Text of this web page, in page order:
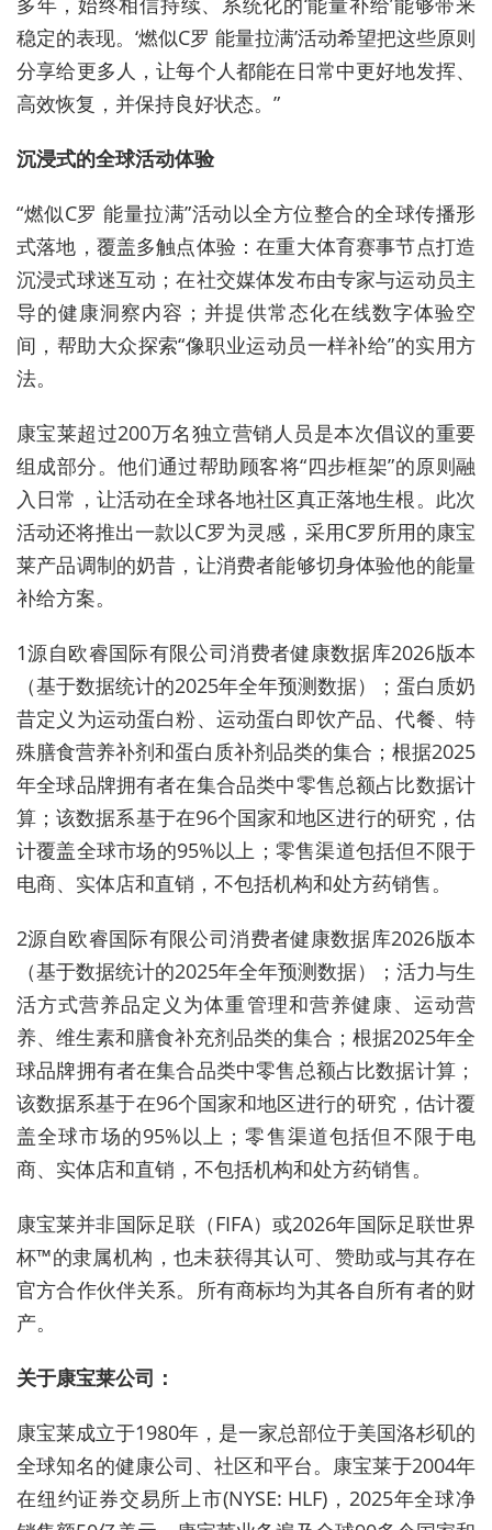
稳定的表现。‘燃似C罗 能量拉满’活动希望把这些原则
分享给更多人，让每个人都能在日常中更好地发挥、
高效恢复，并保持良好状态。”
沉浸式的全球活动体验
“燃似C罗 能量拉满”活动以全方位整合的全球传播形
式落地，覆盖多触点体验：在重大体育赛事节点打造
沉浸式球迷互动；在社交媒体发布由专家与运动员主
导的健康洞察内容；并提供常态化在线数字体验空
间，帮助大众探索“像职业运动员一样补给”的实用方
法。
康宝莱超过200万名独立营销人员是本次倡议的重要
组成部分。他们通过帮助顾客将“四步框架”的原则融
入日常，让活动在全球各地社区真正落地生根。此次
活动还将推出一款以C罗为灵感，采用C罗所用的康宝
莱产品调制的奶昔，让消费者能够切身体验他的能量
补给方案。
1源自欧睿国际有限公司消费者健康数据库2026版本
（基于数据统计的2025年全年预测数据）；蛋白质奶
昔定义为运动蛋白粉、运动蛋白即饮产品、代餐、特
殊膳食营养补剂和蛋白质补剂品类的集合；根据2025
年全球品牌拥有者在集合品类中零售总额占比数据计
算；该数据系基于在96个国家和地区进行的研究，估
计覆盖全球市场的95%以上；零售渠道包括但不限于
电商、实体店和直销，不包括机构和处方药销售。
2源自欧睿国际有限公司消费者健康数据库2026版本
（基于数据统计的2025年全年预测数据）；活力与生
活方式营养品定义为体重管理和营养健康、运动营
养、维生素和膳食补充剂品类的集合；根据2025年全
球品牌拥有者在集合品类中零售总额占比数据计算；
该数据系基于在96个国家和地区进行的研究，估计覆
盖全球市场的95%以上；零售渠道包括但不限于电
商、实体店和直销，不包括机构和处方药销售。
康宝莱并非国际足联（FIFA）或2026年国际足联世界
杯™的隶属机构，也未获得其认可、赞助或与其存在
官方合作伙伴关系。所有商标均为其各自所有者的财
产。
关于康宝莱公司：
康宝莱成立于1980年，是一家总部位于美国洛杉矶的
全球知名的健康公司、社区和平台。康宝莱于2004年
在纽约证券交易所上市(NYSE: HLF)，2025年全球净